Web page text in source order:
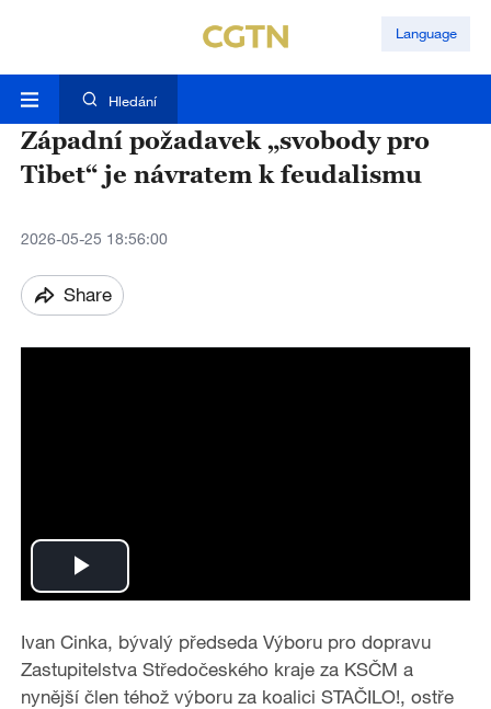
Language
Hledání
Západní požadavek „svobody pro
Tibet“ je návratem k feudalismu
2026-05-25 18:56:00
Share
P
l
a
Ivan Cinka, bývalý předseda Výboru pro dopravu
Zastupitelstva Středočeského kraje za KSČM a
nynější člen téhož výboru za koalici STAČILO!, ostře